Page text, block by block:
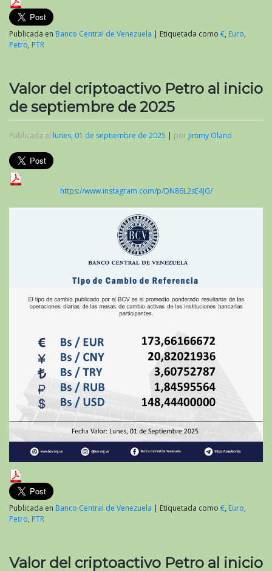
Publicada en Banco Central de Venezuela | Etiquetada como €, Euro,
Petro, PTR
Valor del criptoactivo Petro al inicio
de septiembre de 2025
Publicada el lunes, 01 de septiembre de 2025 | por Jimmy Olano
https://www.instagram.com/p/DN86L2sE4JG/
Publicada en Banco Central de Venezuela | Etiquetada como €, Euro,
Petro, PTR
Valor del criptoactivo Petro al inicio